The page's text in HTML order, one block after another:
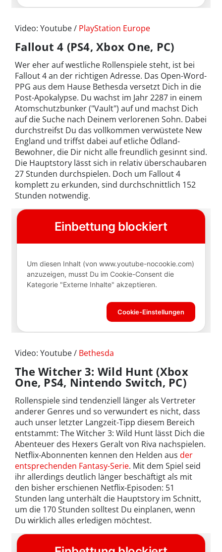
Video: Youtube / PlayStation Europe
Fallout 4 (PS4, Xbox One, PC)
Wer eher auf westliche Rollenspiele steht, ist bei
Fallout 4 an der richtigen Adresse. Das Open-Word-
PPG aus dem Hause Bethesda versetzt Dich in die
Post-Apokalypse. Du wachst im Jahr 2287 in einem
Atomschutzbunker ("Vault") auf und machst Dich
auf die Suche nach Deinem verlorenen Sohn. Dabei
durchstreifst Du das vollkommen verwüstete New
England und triffst dabei auf etliche Ödland-
Bewohner, die Dir nicht alle freundlich gesinnt sind.
Die Hauptstory lässt sich in relativ überschaubaren
27 Stunden durchspielen. Doch um Fallout 4
komplett zu erkunden, sind durchschnittlich 152
Stunden notwendig.
Video: Youtube / Bethesda
The Witcher 3: Wild Hunt (Xbox
One, PS4, Nintendo Switch, PC)
Rollenspiele sind tendenziell länger als Vertreter
anderer Genres und so verwundert es nicht, dass
auch unser letzter Langzeit-Tipp diesem Bereich
entstammt: The Witcher 3: Wild Hunt lässt Dich die
Abenteuer des Hexers Geralt von Riva nachspielen.
Netflix-Abonnenten kennen den Helden aus der
entsprechenden Fantasy-Serie. Mit dem Spiel seid
ihr allerdings deutlich länger beschäftigt als mit
den bisher erschienen Netflix-Episoden: 51
Stunden lang unterhält die Hauptstory im Schnitt,
um die 170 Stunden solltest Du einplanen, wenn
Du wirklich alles erledigen möchtest.